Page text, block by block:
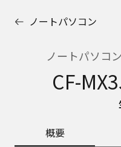
ノートパソコン
ノートパソコ
CF-
概要